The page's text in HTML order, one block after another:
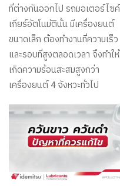
ที่ต่างกันออกไป รถมอเตอร์ไซค์
เกียร์อัตโนมัตินั้น มีเครื่องยนต์
ขนาดเล็ก ต้องทำงานที่ความเร็ว
และรอบที่สูงตลอดเวลา จึงทำให้
เกิดความร้อนสะสมสูงกว่า
เครื่องยนต์ 4 จังหวะทั่วไป